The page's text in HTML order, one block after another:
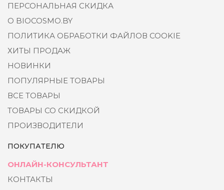
ПЕРСОНАЛЬНАЯ СКИДКА
О BIOCOSMO.BY
ПОЛИТИКА ОБРАБОТКИ ФАЙЛОВ COOKIE
ХИТЫ ПРОДАЖ
НОВИНКИ
ПОПУЛЯРНЫЕ ТОВАРЫ
ВСЕ ТОВАРЫ
ТОВАРЫ СО СКИДКОЙ
ПРОИЗВОДИТЕЛИ
ПОКУПАТЕЛЮ
ОНЛАЙН-КОНСУЛЬТАНТ
КОНТАКТЫ